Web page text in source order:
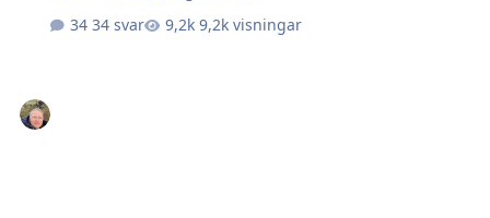
34 svar
9,2k visningar